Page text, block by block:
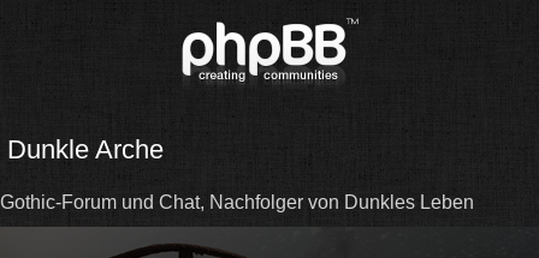
Dunkle Arche
Gothic-Forum und Chat, Nachfolger von Dunkles Leben